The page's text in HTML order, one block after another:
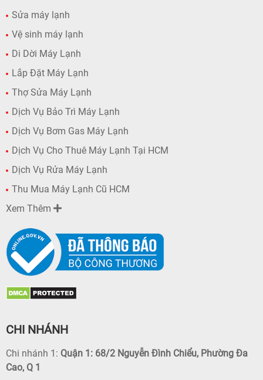
Sửa máy lạnh
Vệ sinh máy lạnh
Di Dời Máy Lạnh
Lắp Đặt Máy Lạnh
Thợ Sửa Máy Lạnh
Dịch Vụ Bảo Trì Máy Lạnh
Dịch Vụ Bơm Gas Máy Lạnh
Dịch Vụ Cho Thuê Máy Lạnh Tại HCM
Dịch Vụ Rửa Máy Lạnh
Thu Mua Máy Lạnh Cũ HCM
Xem Thêm
CHI NHÁNH
Chi nhánh 1: Quận 1: 68/2 Nguyễn Đình Chiểu, Phường Đa
Cao, Q 1